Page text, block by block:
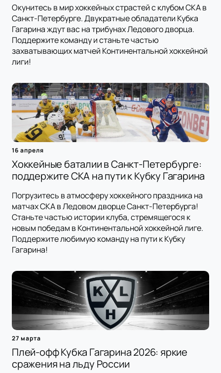
Окунитесь в мир хоккейных страстей с клубом СКА в
Санкт-Петербурге. Двукратные обладатели Кубка
Гагарина ждут вас на трибунах Ледового дворца.
Поддержите команду и станьте частью
захватывающих матчей Континентальной хоккейной
лиги!
16 апреля
Хоккейные баталии в Санкт-Петербурге:
поддержите СКА на пути к Кубку Гагарина
Погрузитесь в атмосферу хоккейного праздника на
матчах СКА в Ледовом дворце Санкт-Петербурга!
Станьте частью истории клуба, стремящегося к
новым победам в Континентальной хоккейной лиге.
Поддержите любимую команду на пути к Кубку
Гагарина!
27 марта
Плей-офф Кубка Гагарина 2026: яркие
сражения на льду России